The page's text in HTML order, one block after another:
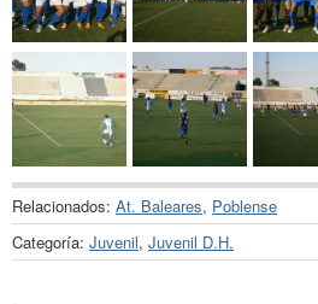
Relacionados: At. Baleares, Poblense
Categoría: Juvenil, Juvenil D.H.